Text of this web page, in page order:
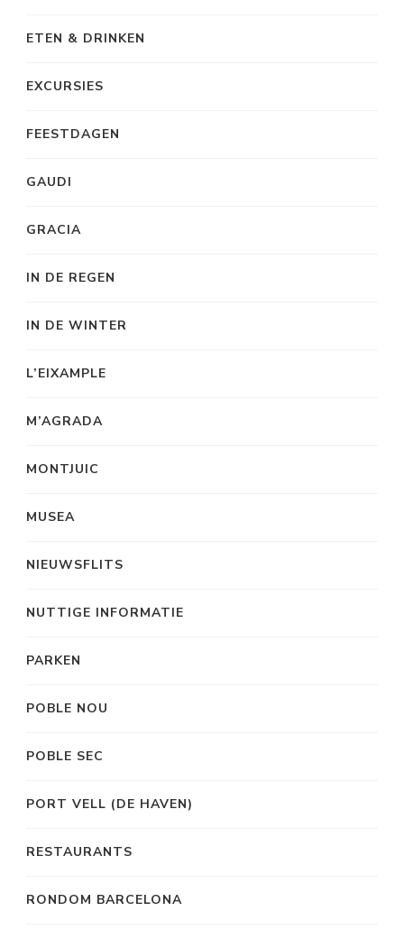
ETEN & DRINKEN
EXCURSIES
FEESTDAGEN
GAUDI
GRACIA
IN DE REGEN
IN DE WINTER
L’EIXAMPLE
M’AGRADA
MONTJUIC
MUSEA
NIEUWSFLITS
NUTTIGE INFORMATIE
PARKEN
POBLE NOU
POBLE SEC
PORT VELL (DE HAVEN)
RESTAURANTS
RONDOM BARCELONA